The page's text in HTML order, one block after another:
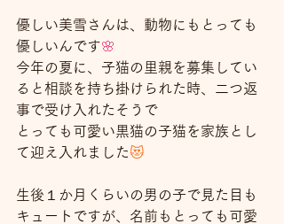
優しい美雪さんは、動物にもとっても
優しいんです🌸
今年の夏に、子猫の里親を募集してい
ると相談を持ち掛けられた時、二つ返
事で受け入れたそうで
とっても可愛い黒猫の子猫を家族とし
て迎え入れました😻
生後１か月くらいの男の子で見た目も
キュートですが、名前もとっても可愛